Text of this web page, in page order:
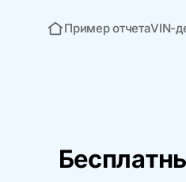
Главная
Пример отчетаVIN-